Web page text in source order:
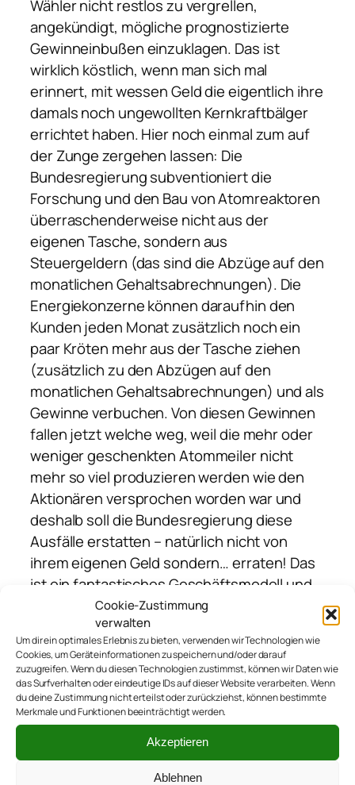
Cookie-Zustimmung
verwalten
Um dir ein optimales Erlebnis zu bieten, verwenden wir Technologien wie
Cookies, um Geräteinformationen zu speichern und/oder darauf
zuzugreifen. Wenn du diesen Technologien zustimmst, können wir Daten wie
das Surfverhalten oder eindeutige IDs auf dieser Website verarbeiten. Wenn
du deine Zustimmung nicht erteilst oder zurückziehst, können bestimmte
Merkmale und Funktionen beeinträchtigt werden.
Akzeptieren
Ablehnen
Wähler nicht restlos zu vergrellen,
angekündigt, mögliche prognostizierte
Gewinneinbußen einzuklagen. Das ist
wirklich köstlich, wenn man sich mal
erinnert, mit wessen Geld die eigentlich ihre
damals noch ungewollten Kernkraftbälger
errichtet haben. Hier noch einmal zum auf
der Zunge zergehen lassen: Die
Bundesregierung subventioniert die
Forschung und den Bau von Atomreaktoren
überraschenderweise nicht aus der
eigenen Tasche, sondern aus
Steuergeldern (das sind die Abzüge auf den
monatlichen Gehaltsabrechnungen). Die
Energiekonzerne können daraufhin den
Kunden jeden Monat zusätzlich noch ein
paar Kröten mehr aus der Tasche ziehen
(zusätzlich zu den Abzügen auf den
monatlichen Gehaltsabrechnungen) und als
Gewinne verbuchen. Von diesen Gewinnen
fallen jetzt welche weg, weil die mehr oder
weniger geschenkten Atommeiler nicht
mehr so viel produzieren werden wie den
Aktionären versprochen worden war und
deshalb soll die Bundesregierung diese
Ausfälle erstatten – natürlich nicht von
ihrem eigenen Geld sondern… erraten! Das
ist ein fantastisches Geschäftsmodell und
es verdeutlicht ganz wundervoll das Prinzip
der Gewinnprivatisierung und der
Verlustsozialisierung. Win-win heißt das
wohl – es ist eben alles eine Frage der
Perspektive.
PS: Um die ganze Angelegenheit in einem
nicht noch düstereren Licht zu zeichnen,
habe ich darauf verzichtet, die